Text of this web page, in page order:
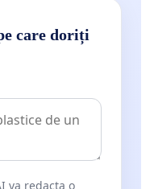
care doriți
va redacta o